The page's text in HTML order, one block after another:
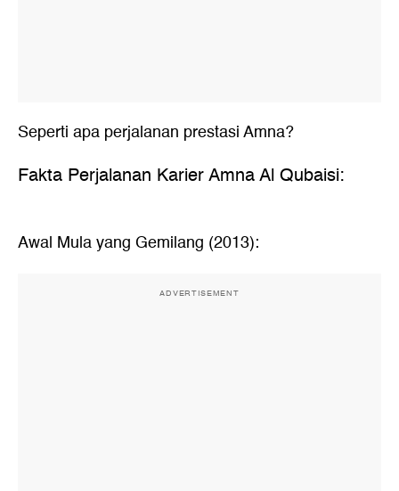
Seperti apa perjalanan prestasi Amna?
Fakta Perjalanan Karier Amna Al Qubaisi:
Awal Mula yang Gemilang (2013):
ADVERTISEMENT